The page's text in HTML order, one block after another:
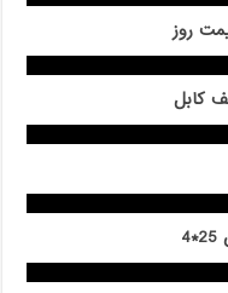
روز
کابل